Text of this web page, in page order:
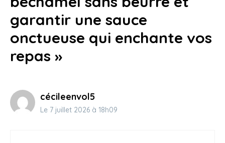
garantir une sauce
onctueuse qui enchante vos
repas »
cécileenvol5
Le 7 juillet 2026 à 18h09